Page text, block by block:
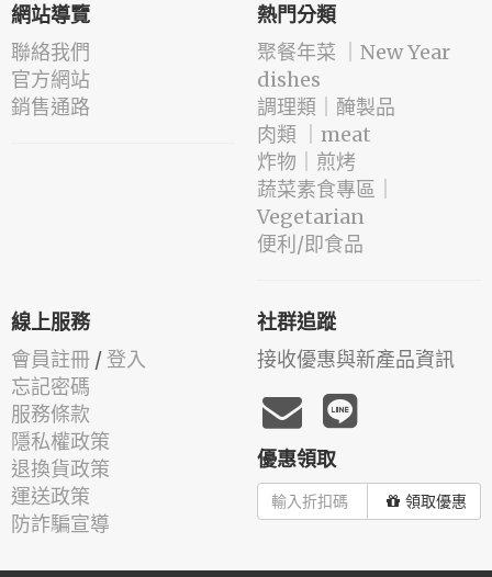
網站導覽
聯絡我們
官方網站
銷售通路
熱門分類
️聚餐年菜 ｜New Year
dishes
️調理類｜醃製品
肉類 ｜meat
️炸物｜煎烤
蔬菜素食專區｜
Vegetarian
便利/即食品
線上服務
會員註冊 / 登入
忘記密碼
服務條款
隱私權政策
退換貨政策
運送政策
防詐騙宣導
社群追蹤
接收優惠與新產品資訊
優惠領取
領取優惠